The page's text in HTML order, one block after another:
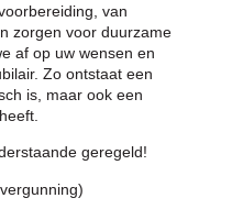
van
zorgen voor duurzame
af op uw wensen en
Zo ontstaat een
is, maar ook een
geregeld!